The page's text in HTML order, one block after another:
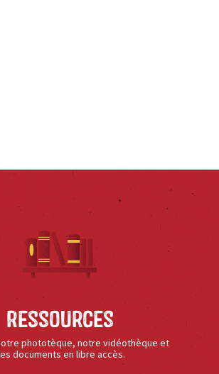
Ressources
phototèque, notre vidéothèque et
documents en libre accès.